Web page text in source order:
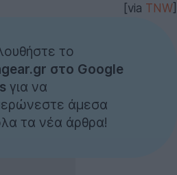
[via TNW
το
στο Google
για να
άμεσα
τα νέα άρθρα!